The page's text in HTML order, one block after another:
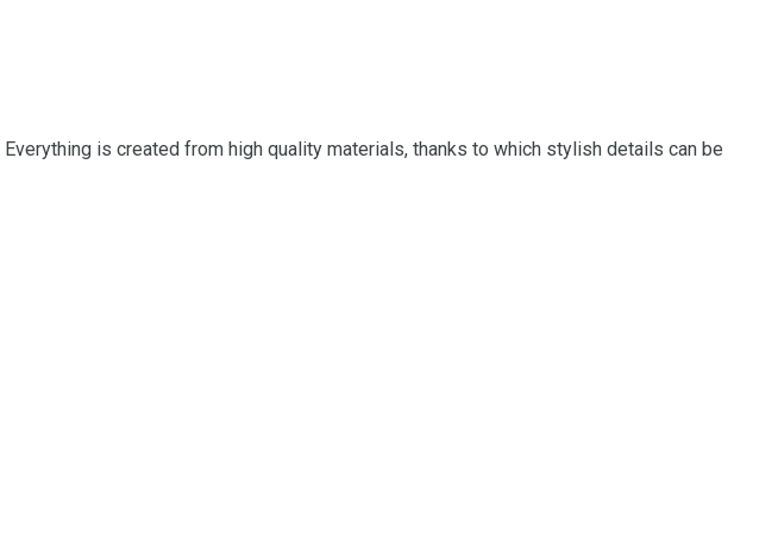
Everything is created from high quality materials, thanks to which stylish details can be